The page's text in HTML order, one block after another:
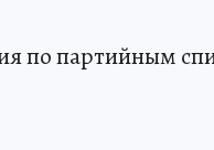
по партийным